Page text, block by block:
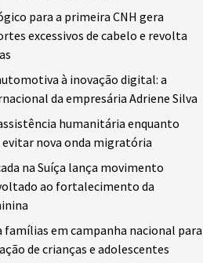
para a primeira CNH gera
excessivos de cabelo e revolta
à inovação digital: a
da empresária Adriene Silva
humanitária enquanto
evitar nova onda migratória
na Suíça lança movimento
ao fortalecimento da
em campanha nacional para
de crianças e adolescentes